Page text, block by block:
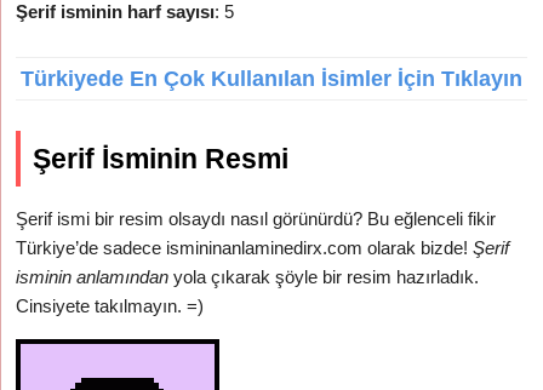
Şerif isminin harf sayısı: 5
Türkiyede En Çok Kullanılan İsimler İçin Tıklayın
Şerif İsminin Resmi
Şerif ismi bir resim olsaydı nasıl görünürdü? Bu eğlenceli fikir
Türkiye’de sadece ismininanlaminedirx.com olarak bizde!Şerif
isminin anlamından yola çıkarak şöyle bir resim hazırladık.
Cinsiyete takılmayın. =)